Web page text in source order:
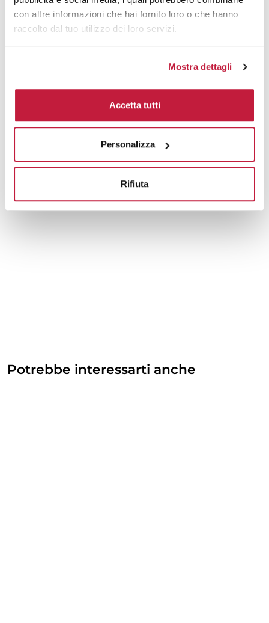
con altre informazioni che hai fornito loro o che hanno
raccolto dal tuo utilizzo dei loro servizi.
Mostra dettagli
Accetta tutti
Personalizza
Rifiuta
Potrebbe interessarti anche